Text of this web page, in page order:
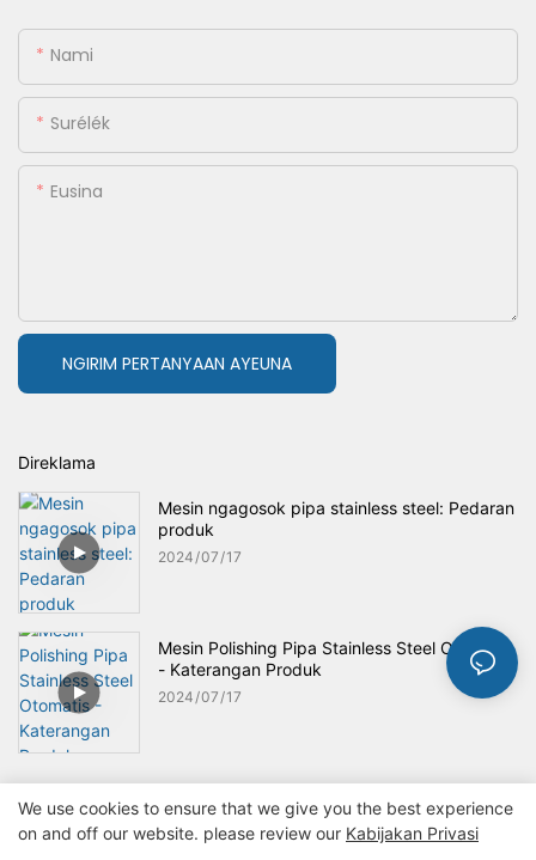
Nami
Surélék
Eusina
NGIRIM PERTANYAAN AYEUNA
Direklama
Mesin ngagosok pipa stainless steel: Pedaran
produk
2024 07 17
Mesin Polishing Pipa Stainless Steel Otomatis
- Katerangan Produk
2024 07 17
Hak Cipta © 2024 ZZKINGMACHINERY kabijakan privasiPeta
We use cookies to ensure that we give you the best experience
on and off our website. please review our Kabijakan Privasi